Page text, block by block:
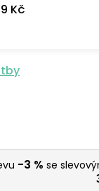
Kč
-3 % se